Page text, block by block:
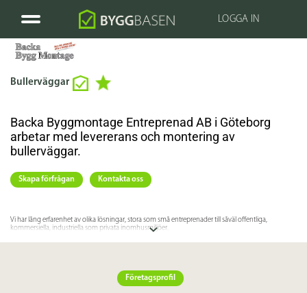
LOGGA IN
Bullerväggar
Backa Byggmontage Entreprenad AB i Göteborg
arbetar med levererans och montering av
bullerväggar.
Skapa förfrågan Kontakta oss
Vi har lång erfarenhet av olika lösningar, stora som små entreprenader till såväl offentliga,
kommersiella, industriella som privata inomhusmiljöer.
Företaget har nära samarbete med de ledande leverantörerna och jobbar endast med godkända
Företagsprofil